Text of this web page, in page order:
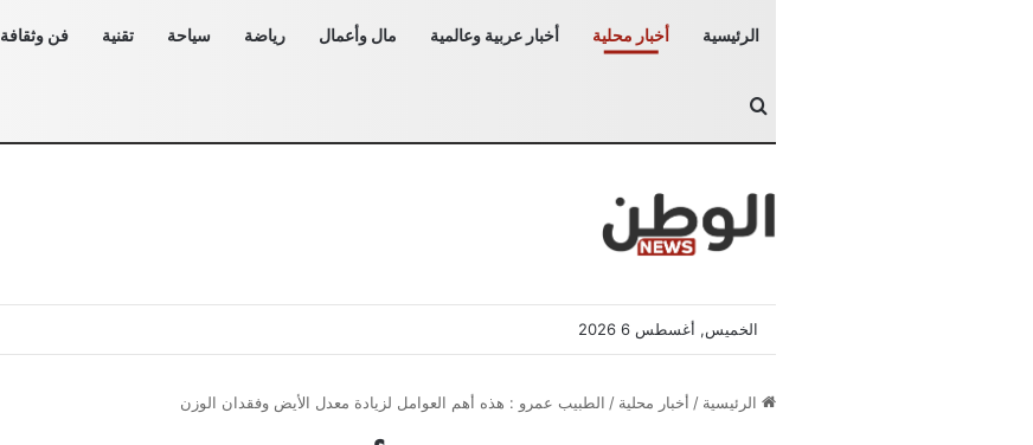
الرئيسية أخبار محلية أخبار عربية وعالمية مال وأعمال رياضة سياحة تقنية فن وثقافة
بحث عن
الخميس, أغسطس 6 2026
الرئيسية / أخبار محلية / الطبيب عمرو : هذه أهم العوامل لزيادة معدل الأيض وفقدان الوزن